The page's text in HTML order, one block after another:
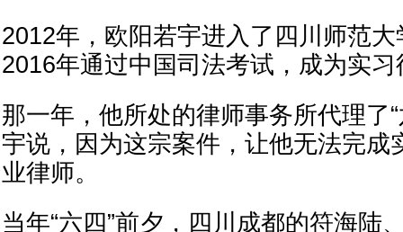
2012年，欧阳若宇进入了四川师范
2016年通过中国司法考试，成为实习
那一年，他所处的律师事务所代理了
宇说，因为这宗案件，让他无法完成
业律师。
当年“六四”前夕，四川成都的符海陆